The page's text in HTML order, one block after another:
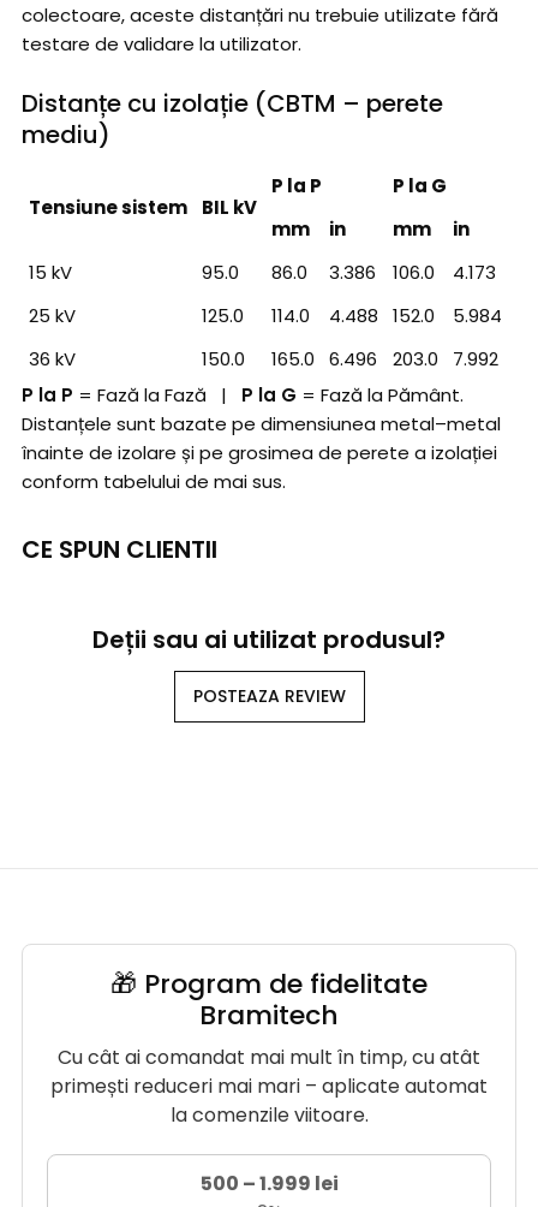
colectoare, aceste distanțări nu trebuie utilizate fără
testare de validare la utilizator.
Distanțe cu izolație (CBTM – perete
mediu)
Tensiune sistem BIL kV
P la P
P la G
mm
in mm
in
15 kV
95.0 86.0 3.386 106.0
4.173
25 kV
125.0 114.0 4.488 152.0
5.984
36 kV
150.0 165.0 6.496 203.0
7.992
P la P = Fază la Fază | P la G = Fază la Pământ.
Distanțele sunt bazate pe dimensiunea metal–metal
înainte de izolare și pe grosimea de perete a izolației
conform tabelului de mai sus.
CE SPUN CLIENTII
Deții sau ai utilizat produsul?
POSTEAZA REVIEW
🎁 Program de fidelitate
Bramitech
Cu cât ai comandat mai mult în timp, cu atât
primești reduceri mai mari – aplicate automat
la comenzile viitoare.
500 – 1.999 lei